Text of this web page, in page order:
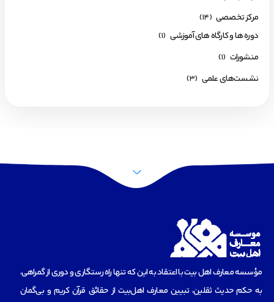
مرکز تخصصی (14)
دوره ها و کارگاه های آموزشی (1)
منشورات (1)
نشست‌های علمی (3)
مؤسسه‌ معارف اهل بیت با اعتقاد به این که تنها راه رستگاری و دوری از گمراهی،
به حکم حدیث ثقلین، تبیین معارف اهل‌بیت از حقائق قرآن کریم و بی‌گمان